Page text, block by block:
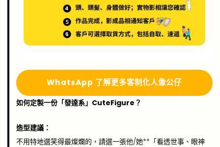
WhatsApp 了解更多客制化人像公仔
如何定製一份「發達系」CuteFigure？
造型建議：
不用特地選笑得最燦爛的，請選一張他/她**「看透世事、眼神